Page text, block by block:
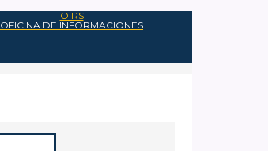
OIRS
OFICINA DE INFORMACIONES